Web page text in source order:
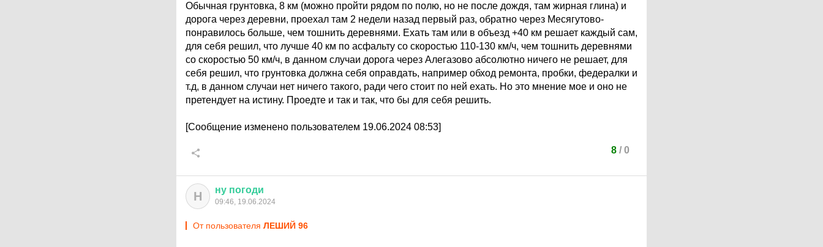
Обычная грунтовка, 8 км (можно пройти рядом по полю, но не после дождя, там жирная глина) и
дорога через деревни, проехал там 2 недели назад первый раз, обратно через Месягутово-
понравилось больше, чем тошнить деревнями. Ехать там или в объезд +40 км решает каждый сам,
для себя решил, что лучше 40 км по асфальту со скоростью 110-130 км/ч, чем тошнить деревнями
со скоростью 50 км/ч, в данном случаи дорога через Алегазово абсолютно ничего не решает, для
себя решил, что грунтовка должна себя оправдать, например обход ремонта, пробки, федералки и
т.д, в данном случаи нет ничего такого, ради чего стоит по ней ехать. Но это мнение мое и оно не
претендует на истину. Проедте и так и так, что бы для себя решить.
[Сообщение изменено пользователем 19.06.2024 08:53]
8/ 0
Н ну погоди
09:46, 19.06.2024
От пользователя ЛЕШИЙ 96